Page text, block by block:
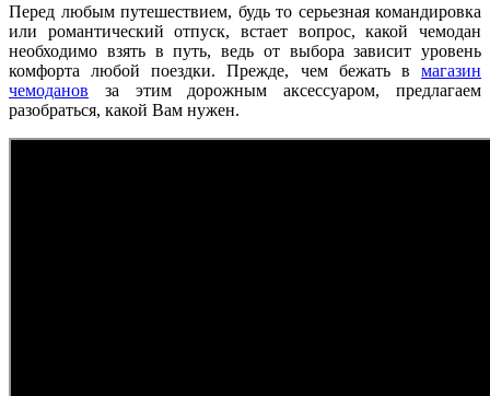
Перед любым путешествием, будь то серьезная командировка
или романтический отпуск, встает вопрос, какой чемодан
необходимо взять в путь, ведь от выбора зависит уровень
комфорта любой поездки. Прежде, чем бежать в магазин
чемоданов за этим дорожным аксессуаром, предлагаем
разобраться, какой Вам нужен.